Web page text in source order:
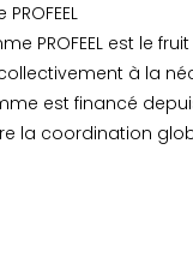
PROFEEL est le
à la
est financé
la coordination